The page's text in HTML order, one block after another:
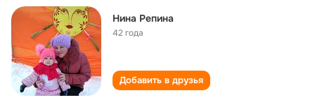
Нина Репина
42 года
Добавить в друзья